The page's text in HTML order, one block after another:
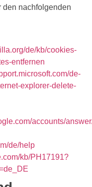
den nachfolgenden
de/kb/cookies-
entfernen
de-
explorer-delete-
accounts/
de/help
kb/PH17191?